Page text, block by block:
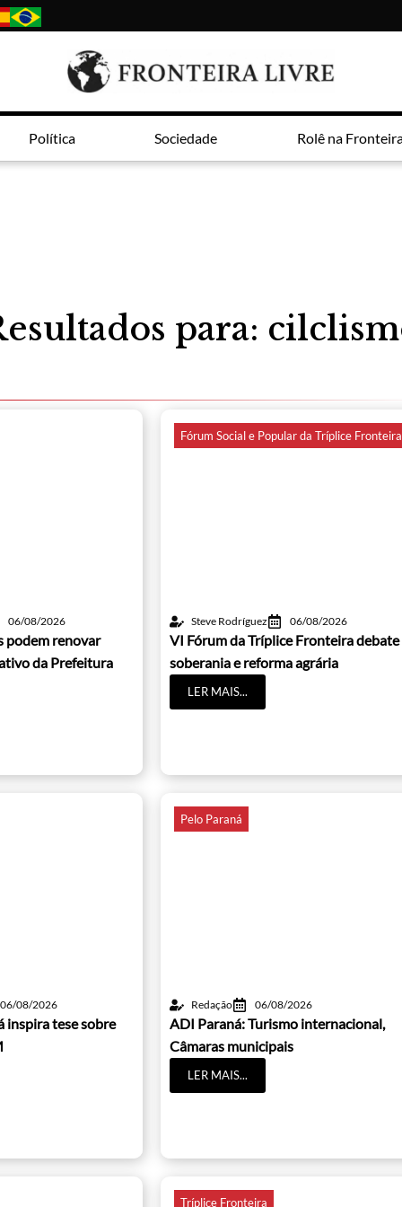
Política Sociedade Rolê na
para:
06/08/2026
podem renovar
da Prefeitura
Fórum Social e Popular da Tríplice Fronteira
Steve Rodríguez 06/08/2026
VI Fórum da Tríplice Fronteira debate
soberania e reforma agrária
LER MAIS...
06/08/2026
inspira tese sobre
Pelo Paraná
Redação 06/08/2026
ADI Paraná: Turismo internacional,
Câmaras municipais
LER MAIS...
Tríplice Fronteira